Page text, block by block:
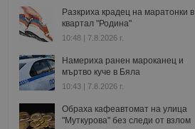
Разкриха крадец на маратонки в
квартал "Родина"
10:48 | 7.8.2026 г.
Намериха ранен мароканец и
мъртво куче в Бяла
10:43 | 7.8.2026 г.
Обраха кафеавтомат на улица
"Муткурова" без следи от взлом